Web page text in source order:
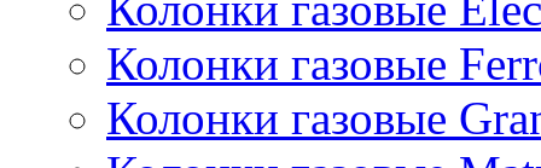
Колонки газовые
Колонки газовые